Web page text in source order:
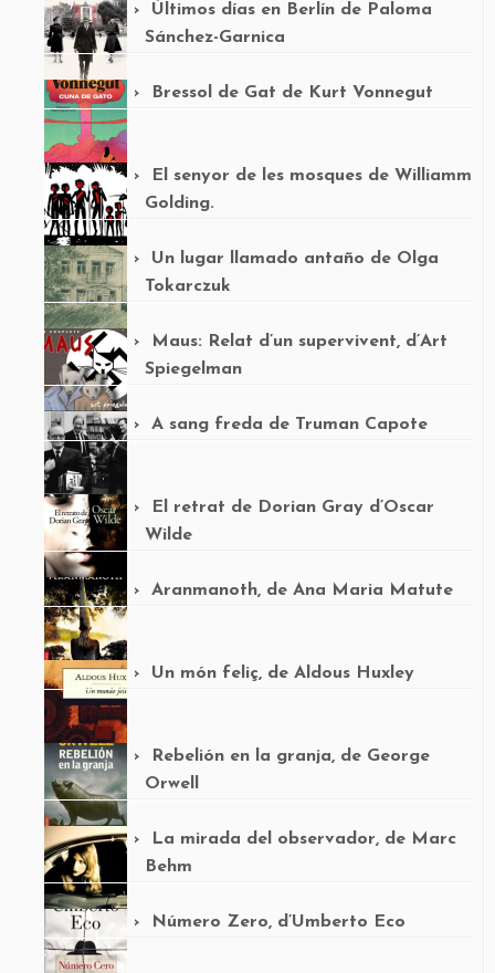
Últimos días en Berlín de Paloma
Sánchez-Garnica
Bressol de Gat de Kurt Vonnegut
El senyor de les mosques de Williamm
Golding.
Un lugar llamado antaño de Olga
Tokarczuk
Maus: Relat d’un supervivent, d’Art
Spiegelman
A sang freda de Truman Capote
El retrat de Dorian Gray d’Oscar
Wilde
Aranmanoth, de Ana Maria Matute
Un món feliç, de Aldous Huxley
Rebelión en la granja, de George
Orwell
La mirada del observador, de Marc
Behm
Número Zero, d’Umberto Eco